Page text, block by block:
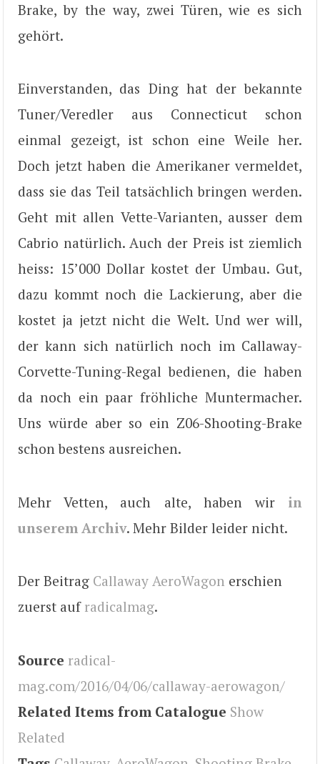
Brake, by the way, zwei Türen, wie es sich
gehört.
Einverstanden, das Ding hat der bekannte
Tuner/Veredler aus Connecticut schon
einmal gezeigt, ist schon eine Weile her.
Doch jetzt haben die Amerikaner vermeldet,
dass sie das Teil tatsächlich bringen werden.
Geht mit allen Vette-Varianten, ausser dem
Cabrio natürlich. Auch der Preis ist ziemlich
heiss: 15’000 Dollar kostet der Umbau. Gut,
dazu kommt noch die Lackierung, aber die
kostet ja jetzt nicht die Welt. Und wer will,
der kann sich natürlich noch im Callaway-
Corvette-Tuning-Regal bedienen, die haben
da noch ein paar fröhliche Muntermacher.
Uns würde aber so ein Z06-Shooting-Brake
schon bestens ausreichen.
Mehr Vetten, auch alte, haben wir in
unserem Archiv. Mehr Bilder leider nicht.
Der Beitrag Callaway AeroWagon erschien
zuerst auf radicalmag.
Source radical-
mag.com/2016/04/06/callaway-aerowagon/
Related Items from Catalogue Show
Related